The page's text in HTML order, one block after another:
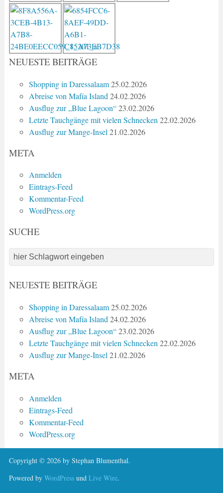
NEUESTE BEITRÄGE
Shopping in Daressalaam 25.02.2026
Abreise von Mafía Island 24.02.2026
Ausflug zur „Blue Lagoon“ 23.02.2026
Letzte Tauchgänge mit vielen Schnecken 22.02.2026
Ausflug zur Mange-Insel 21.02.2026
META
Anmelden
Eintrags-Feed
Kommentar-Feed
WordPress.org
SUCHE
NEUESTE BEITRÄGE
Shopping in Daressalaam 25.02.2026
Abreise von Mafía Island 24.02.2026
Ausflug zur „Blue Lagoon“ 23.02.2026
Letzte Tauchgänge mit vielen Schnecken 22.02.2026
Ausflug zur Mange-Insel 21.02.2026
META
Anmelden
Eintrags-Feed
Kommentar-Feed
WordPress.org
Copyright © 2026 by Stephan Blumenthal.
Powered by WordPressund Live Wire.